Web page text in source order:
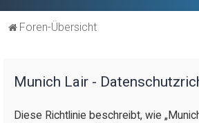
Foren-Übersicht
Munich Lair -
Diese Richtlinie beschreibt, wie